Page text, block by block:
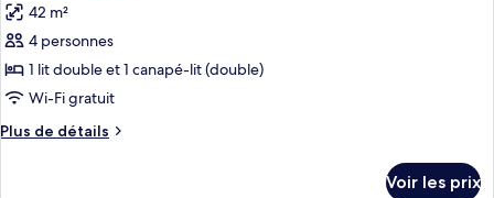
Junior,
vue
marina
photos
pour
ce
type
chambre :
42 m²
4 personnes
1 lit double et 1 canapé-lit (double)
Wi-Fi gratuit
Plus de détails
Plus
Voir les prix